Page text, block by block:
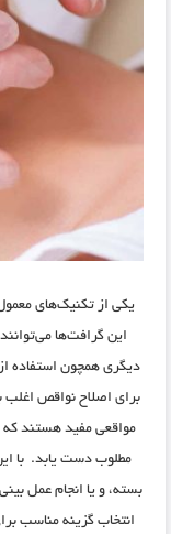
یکی از تکنیک‌های
این گرافت‌ها
دیگری همچون استفاده
برای اصلاح نواقص اغلب
مواقعی مفید هستند که
مطلوب دست یابد. با
بسته، و یا انجام عمل
انتخاب گزینه مناسب